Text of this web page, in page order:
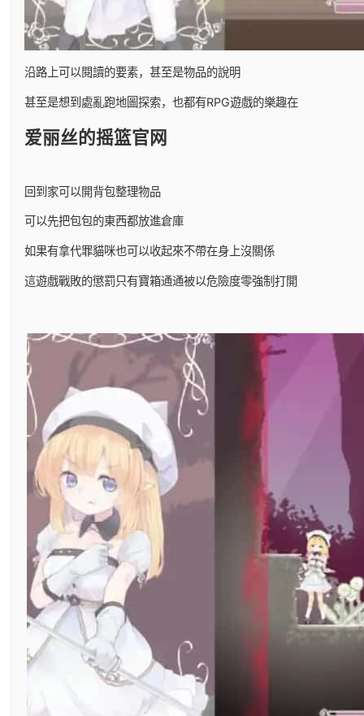
沿路上可以閱讀的要素，甚至是物品的說明
甚至是想到處亂跑地圖探索，也都有RPG遊戲的樂趣在
爱丽丝的摇篮官网
回到家可以開背包整理物品
可以先把包包的東西都放進倉庫
如果有拿代罪貓咪也可以收起來不帶在身上沒關係
這遊戲戰敗的懲罰只有寶箱通通被以危險度零強制打開